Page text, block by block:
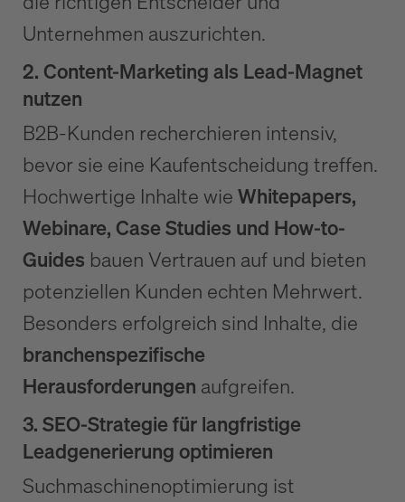
Unternehmen auszurichten.
2. Content-Marketing als Lead-Magnet
nutzen
B2B-Kunden recherchieren intensiv,
bevor sie eine Kaufentscheidung treffen.
Hochwertige Inhalte wie Whitepapers,
Webinare, Case Studies und How-to-
Guides bauen Vertrauen auf und bieten
potenziellen Kunden echten Mehrwert.
Besonders erfolgreich sind Inhalte, die
branchenspezifische
Herausforderungen aufgreifen.
3. SEO-Strategie für langfristige
Leadgenerierung optimieren
Suchmaschinenoptimierung ist